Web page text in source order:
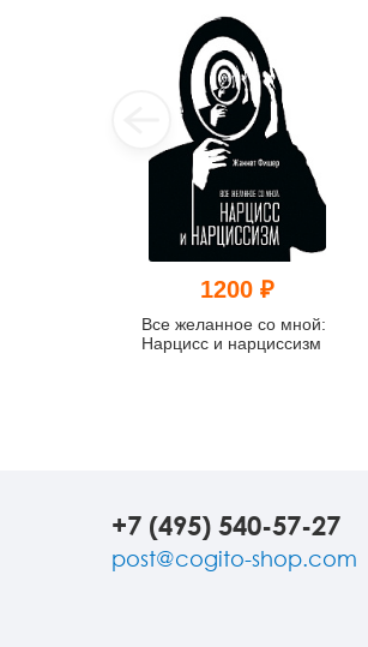
1200 ₽
Все желанное со мной:
Нарцисс и нарциссизм
+7 (495) 540-57-27
post@cogito-shop.com